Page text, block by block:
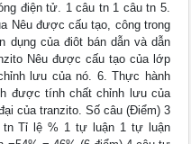
điện tử. 1 câu tn 1 câu tn 5.
Nêu được cấu tạo, công trong
dụng của điôt bán dẫn và dẫn
Nêu được cấu tạo của lớp
lưu của nó. 6. Thực hành
được tính chất chỉnh lưu của
của tranzito. Số câu (Điểm) 3
tn Tỉ lệ % 1 tự luận 1 tự luận